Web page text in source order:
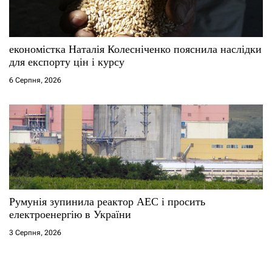
економістка Наталія Колесніченко пояснила наслідки
для експорту цін і курсу
6 Серпня, 2026
Румунія зупинила реактор АЕС і просить
електроенергію в України
3 Серпня, 2026